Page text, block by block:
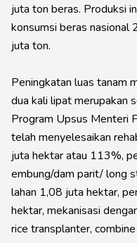
juta ton beras. Produksi
konsumsi beras nasional
juta ton.
Peningkatan luas tanam
dua kali lipat merupakan
Program Upsus Menteri
telah menyelesaikan
juta hektar atau 113%,
embung/dam parit/ long
lahan 1,08 juta hektar,
hektar, mekanisasi
rice transplanter,